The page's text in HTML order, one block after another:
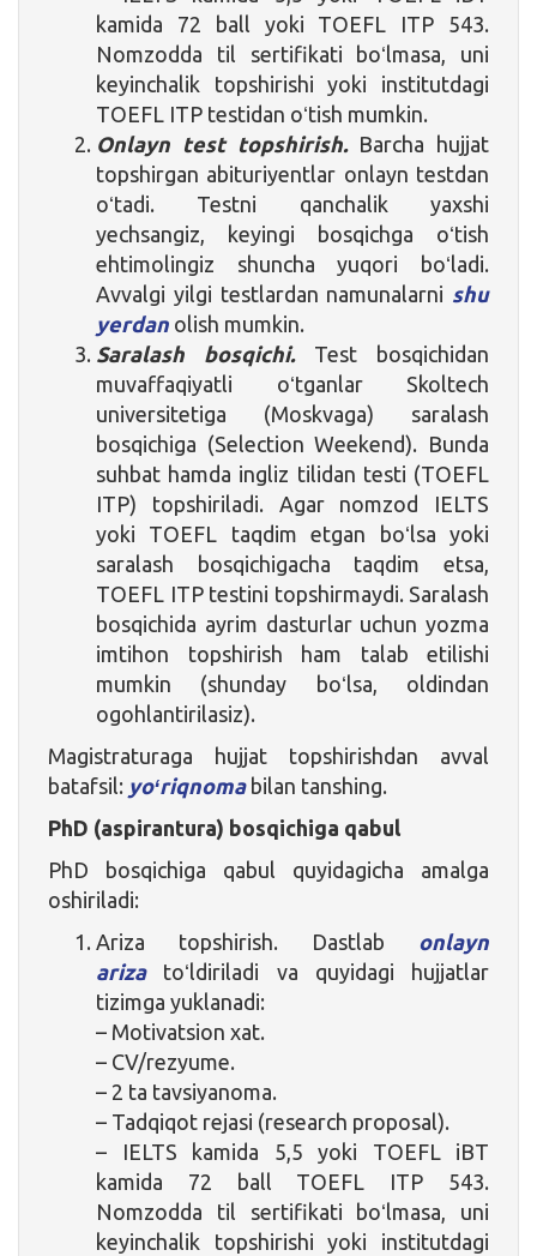
kamida 72 ball yoki TOEFL ITP 543.
Nomzodda til sertifikati boʻlmasa, uni
keyinchalik topshirishi yoki institutdagi
TOEFL ITP testidan oʻtish mumkin.
Onlayn test topshirish. Barcha hujjat
topshirgan abituriyentlar onlayn testdan
oʻtadi. Testni qanchalik yaxshi
yechsangiz, keyingi bosqichga oʻtish
ehtimolingiz shuncha yuqori boʻladi.
Avvalgi yilgi testlardan namunalarni shu
yerdan olish mumkin.
Saralash bosqichi. Test bosqichidan
muvaffaqiyatli oʻtganlar Skoltech
universitetiga (Moskvaga) saralash
bosqichiga (Selection Weekend). Bunda
suhbat hamda ingliz tilidan testi (TOEFL
ITP) topshiriladi. Agar nomzod IELTS
yoki TOEFL taqdim etgan boʻlsa yoki
saralash bosqichigacha taqdim etsa,
TOEFL ITP testini topshirmaydi. Saralash
bosqichida ayrim dasturlar uchun yozma
imtihon topshirish ham talab etilishi
mumkin (shunday boʻlsa, oldindan
ogohlantirilasiz).
Magistraturaga hujjat topshirishdan avval
batafsil: yoʻriqnomabilan tanshing.
PhD (aspirantura) bosqichiga qabul
PhD bosqichiga qabul quyidagicha amalga
oshiriladi:
Ariza topshirish. Dastlab onlayn
arizatoʻldiriladi va quyidagi hujjatlar
tizimga yuklanadi:
– Motivatsion xat.
– CV/rezyume.
– 2 ta tavsiyanoma.
– Tadqiqot rejasi (research proposal).
– IELTS kamida 5,5 yoki TOEFL iBT
kamida 72 ball TOEFL ITP 543.
Nomzodda til sertifikati boʻlmasa, uni
keyinchalik topshirishi yoki institutdagi